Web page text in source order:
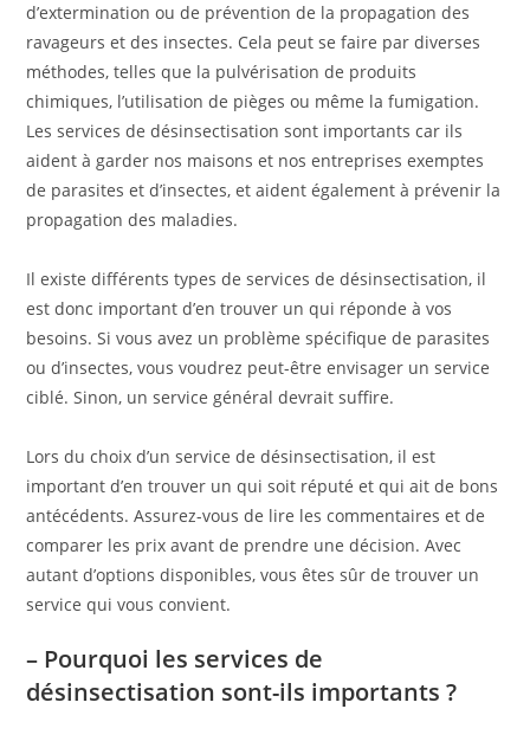
d’extermination ou de prévention de la propagation des
ravageurs et des insectes. Cela peut se faire par diverses
méthodes, telles que la pulvérisation de produits
chimiques, l’utilisation de pièges ou même la fumigation.
Les services de désinsectisation sont importants car ils
aident à garder nos maisons et nos entreprises exemptes
de parasites et d’insectes, et aident également à prévenir la
propagation des maladies.
Il existe différents types de services de désinsectisation, il
est donc important d’en trouver un qui réponde à vos
besoins. Si vous avez un problème spécifique de parasites
ou d’insectes, vous voudrez peut-être envisager un service
ciblé. Sinon, un service général devrait suffire.
Lors du choix d’un service de désinsectisation, il est
important d’en trouver un qui soit réputé et qui ait de bons
antécédents. Assurez-vous de lire les commentaires et de
comparer les prix avant de prendre une décision. Avec
autant d’options disponibles, vous êtes sûr de trouver un
service qui vous convient.
– Pourquoi les services de
désinsectisation sont-ils importants ?